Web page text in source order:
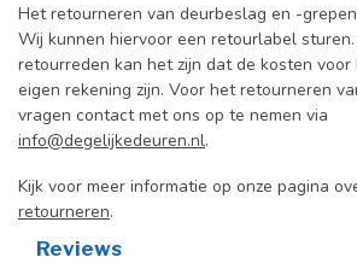
Het retourneren van deurbeslag en -
Wij kunnen hiervoor een retourlabel
retourreden kan het zijn dat de kosten
eigen rekening zijn. Voor het retourneren
vragen contact met ons op te nemen via
info@degelijkedeuren.nl.
Kijk voor meer informatie op onze pagina
retourneren.
Reviews